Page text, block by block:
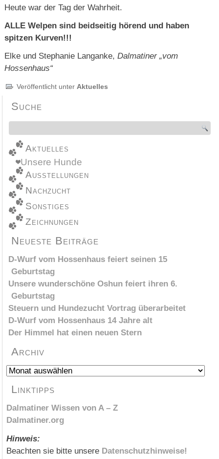
Heute war der Tag der Wahrheit.
ALLE Welpen sind beidseitig hörend und haben
spitzen Kurven!!!
Elke und Stephanie Langanke,Dalmatiner „vom
Hossenhaus“
Veröffentlicht unter Aktuelles
Suche
Aktuelles
Unsere Hunde
Ausstellungen
Nachzucht
Sonstiges
Zeichnungen
Neueste Beiträge
D-Wurf vom Hossenhaus feiert seinen 15
Geburtstag
Unsere wunderschöne Oshun feiert ihren 6.
Geburtstag
Steuern und Hundezucht Vortrag überarbeitet
D-Wurf vom Hossenhaus 14 Jahre alt
Der Himmel hat einen neuen Stern
Archiv
Archiv
Linktipps
Dalmatiner Wissen von A – Z
Dalmatiner.org
Hinweis:
Beachten sie bitte unsere Datenschutzhinweise!